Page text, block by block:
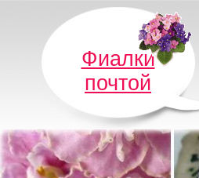
Фиалки
почтой